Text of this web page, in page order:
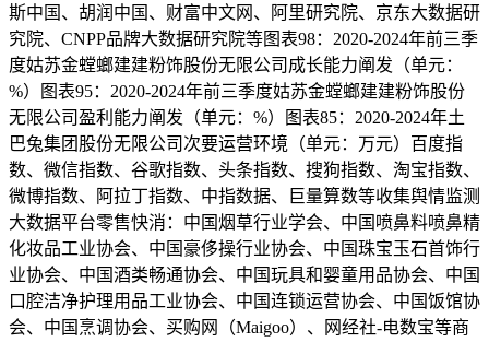
斯中国、胡润中国、财富中文网、阿里研究院、京东大数据研
究院、CNPP品牌大数据研究院等图表98：2020-2024年前三季
度姑苏金螳螂建建粉饰股份无限公司成长能力阐发（单元：
%）图表95：2020-2024年前三季度姑苏金螳螂建建粉饰股份
无限公司盈利能力阐发（单元：%）图表85：2020-2024年土
巴兔集团股份无限公司次要运营环境（单元：万元）百度指
数、微信指数、谷歌指数、头条指数、搜狗指数、淘宝指数、
微博指数、阿拉丁指数、中指数据、巨量算数等收集舆情监测
大数据平台零售快消：中国烟草行业学会、中国喷鼻料喷鼻精
化妆品工业协会、中国豪侈操行业协会、中国珠宝玉石首饰行
业协会、中国酒类畅通协会、中国玩具和婴童用品协会、中国
口腔洁净护理用品工业协会、中国连锁运营协会、中国饭馆协
会、中国烹调协会、买购网（Maigoo）、网经社-电数宝等商